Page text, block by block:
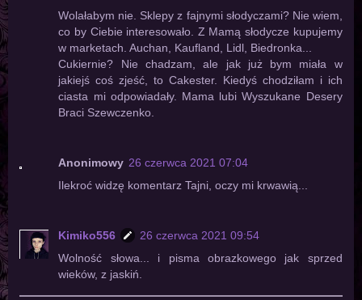
Wolałabym nie. Sklepy z fajnymi słodyczami? Nie wiem,
co by Ciebie interesowało. Z Mamą słodycze kupujemy
w marketach. Auchan, Kaufland, Lidl, Biedronka...
Cukiernie? Nie chadzam, ale jak już bym miała w
jakiejś coś zjeść, to Cakester. Kiedyś chodziłam i ich
ciasta mi odpowiadały. Mama lubi Wyszukane Desery
Braci Szewczenko.
Anonimowy 26 czerwca 2021 07:04
Ilekroć widzę komentarz Tajni, oczy mi krwawią...
Kimiko556
26 czerwca 2021 09:54
Wolność słowa... i pisma obrazkowego jak sprzed
wieków, z jaskiń.